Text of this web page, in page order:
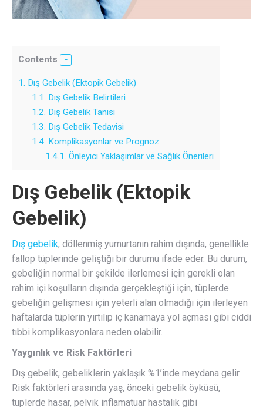
Contents
1. Dış Gebelik (Ektopik Gebelik)
1.1. Dış Gebelik Belirtileri
1.2. Dış Gebelik Tanısı
1.3. Dış Gebelik Tedavisi
1.4. Komplikasyonlar ve Prognoz
1.4.1. Önleyici Yaklaşımlar ve Sağlık Önerileri
Dış Gebelik (Ektopik
Gebelik)
Dış gebelik, döllenmiş yumurtanın rahim dışında, genellikle
fallop tüplerinde geliştiği bir durumu ifade eder. Bu durum,
gebeliğin normal bir şekilde ilerlemesi için gerekli olan
rahim içi koşulların dışında gerçekleştiği için, tüplerde
gebeliğin gelişmesi için yeterli alan olmadığı için ilerleyen
haftalarda tüplerin yırtılıp iç kanamaya yol açması gibi ciddi
tıbbi komplikasyonlara neden olabilir.
Yaygınlık ve Risk Faktörleri
Dış gebelik, gebeliklerin yaklaşık %1’inde meydana gelir.
Risk faktörleri arasında yaş, önceki gebelik öyküsü,
tüplerde hasar, pelvik inflamatuar hastalık gibi